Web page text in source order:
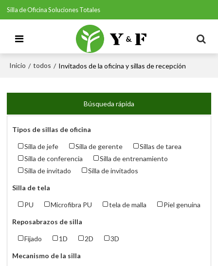
Silla de Oficina Soluciones Totales
Inicio / todos / Invitados de la oficina y sillas de recepción
Búsqueda rápida
Tipos de sillas de oficina
Silla de jefe Silla de gerente
Sillas de tarea
Silla de conferencia
Silla de entrenamiento
Silla de invitado
Silla de invitados
Silla de tela
PU Microfibra PU tela de malla Piel genuina
Reposabrazos de silla
Fijado 1D 2D 3D
Mecanismo de la silla